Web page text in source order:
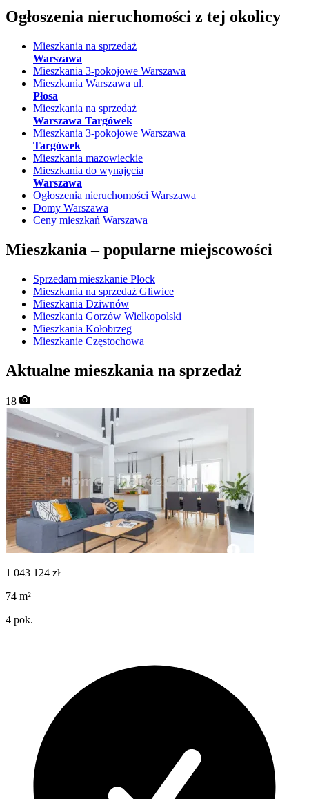
Ogłoszenia nieruchomości z tej okolicy
Mieszkania na sprzedaż
Warszawa
Mieszkania 3-pokojowe Warszawa
Mieszkania Warszawa ul.
Płosa
Mieszkania na sprzedaż
Warszawa Targówek
Mieszkania 3-pokojowe Warszawa
Targówek
Mieszkania mazowieckie
Mieszkania do wynajęcia
Warszawa
Ogłoszenia nieruchomości Warszawa
Domy Warszawa
Ceny mieszkań Warszawa
Mieszkania –popularne miejscowości
Sprzedam mieszkanie Płock
Mieszkania na sprzedaż Gliwice
Mieszkania Dziwnów
Mieszkania Gorzów Wielkopolski
Mieszkania Kołobrzeg
Mieszkanie Częstochowa
Aktualne mieszkania na sprzedaż
18
1 043 124 zł
74 m²
4 pok.